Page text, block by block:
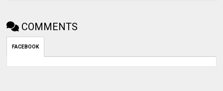
COMMENTS
FACEBOOK